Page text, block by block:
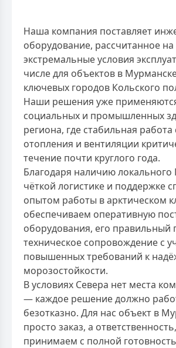
Наша компания поставляет
оборудование, рассчитанное на
экстремальные условия
числе для объектов в
ключевых городов Кольского
Наши решения уже
социальных и промышленных
региона, где стабильная работа
отопления и вентиляции
течение почти круглого года.
Благодаря наличию локального
чёткой логистике и поддержке
опытом работы в арктическом
обеспечиваем оперативную
оборудования, его правильный
техническое сопровождение с
повышенных требований к
морозостойкости.
В условиях Севера нет места
— каждое решение должно
безотказно. Для нас объект в
просто заказ, а
принимаем с полной